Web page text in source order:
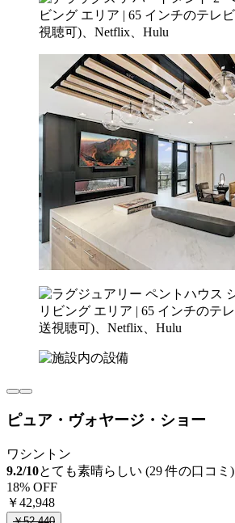
ピュア・ヴォヤージ・ショー
ワシントン
9.2/10とても素晴らしい (29 件の口コミ)
18% OFF
￥42,948